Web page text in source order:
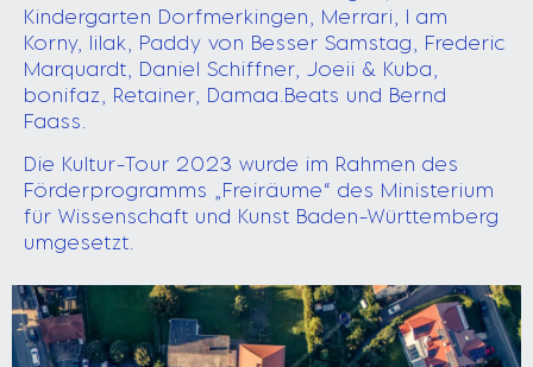
Kindergarten Dorfmerkingen, Merrari, I am
Korny, lilak, Paddy von Besser Samstag, Frederic
Marquardt, Daniel Schiffner, Joeii & Kuba,
bonifaz, Retainer, Damaa.Beats und Bernd
Faass.
Die Kultur-Tour 2023 wurde im Rahmen des
Förderprogramms „Freiräume“ des Ministerium
für Wissenschaft und Kunst Baden-Württemberg
umgesetzt.